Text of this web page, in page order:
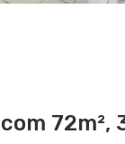
72m²,